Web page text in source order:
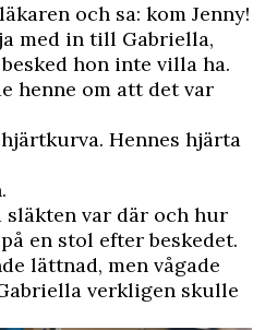
och sa: kom Jenny!
med in till Gabriella,
hon inte villa ha.
henne om att det var
Hennes hjärta
var där och hur
en stol efter beskedet.
lättnad, men vågade
verkligen skulle